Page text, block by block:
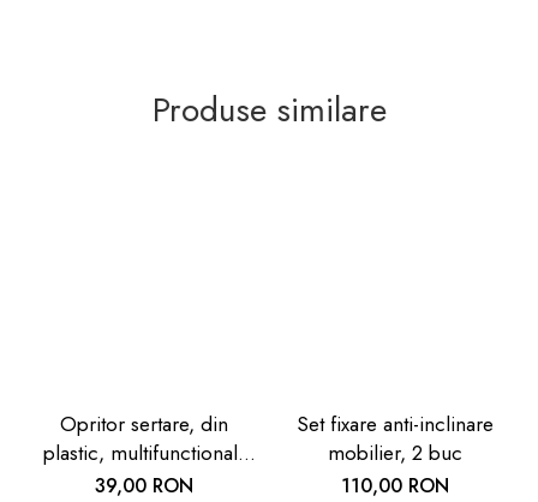
Produse similare
Opritor sertare, din
plastic, multifunctional,
transparent, 2 buc
39,00 RON
Set fixare anti-inclinare
mobilier, 2 buc
110,00 RON